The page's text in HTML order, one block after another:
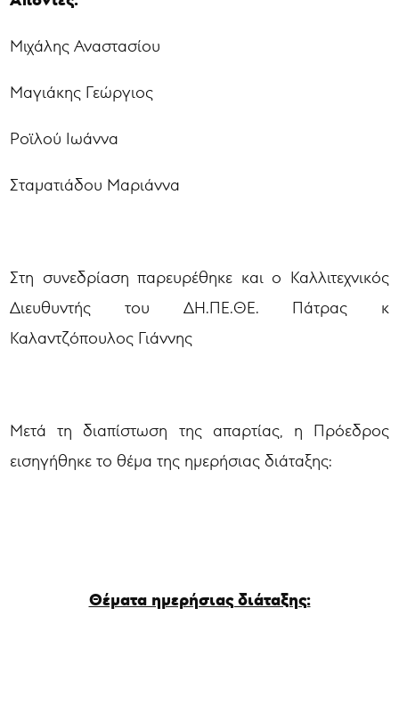
Μιχάλης Αναστασίου
Μαγιάκης Γεώργιος
Ροϊλού Ιωάννα
Σταματιάδου Μαριάννα
Στη συνεδρίαση παρευρέθηκε και ο Καλλιτεχνικός
Διευθυντής του ΔΗ.ΠΕ.ΘΕ. Πάτρας κ
Καλαντζόπουλος Γιάννης
Μετά τη διαπίστωση της απαρτίας, η Πρόεδρος
εισηγήθηκε το θέμα της ημερήσιας διάταξης:
Θέματα ημερήσιας διάταξης: